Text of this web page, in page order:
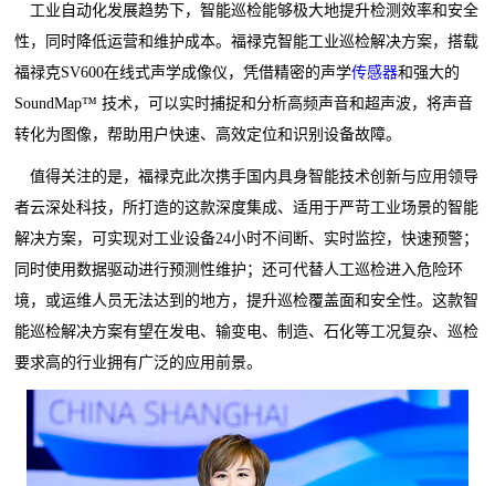
工业自动化发展趋势下，智能巡检能够极大地提升检测效率和安全
性，同时降低运营和维护成本。福禄克智能工业巡检解决方案，搭载
福禄克SV600在线式声学成像仪，凭借精密的声学传感器和强大的
SoundMap™ 技术，可以实时捕捉和分析高频声音和超声波，将声音
转化为图像，帮助用户快速、高效定位和识别设备故障。
值得关注的是，福禄克此次携手国内具身智能技术创新与应用领导
者云深处科技，所打造的这款深度集成、适用于严苛工业场景的智能
解决方案，可实现对工业设备24小时不间断、实时监控，快速预警；
同时使用数据驱动进行预测性维护；还可代替人工巡检进入危险环
境，或运维人员无法达到的地方，提升巡检覆盖面和安全性。这款智
能巡检解决方案有望在发电、输变电、制造、石化等工况复杂、巡检
要求高的行业拥有广泛的应用前景。